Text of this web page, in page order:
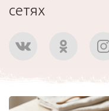
сетях